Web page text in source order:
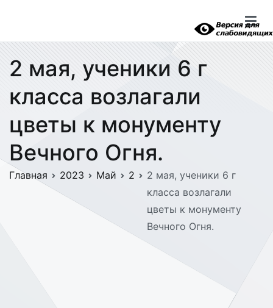
2 мая, ученики 6 г
класса возлагали
цветы к монументу
Вечного Огня.
Главная 2023 Май 2
2 мая, ученики 6 г
класса возлагали
цветы к монументу
Вечного Огня.